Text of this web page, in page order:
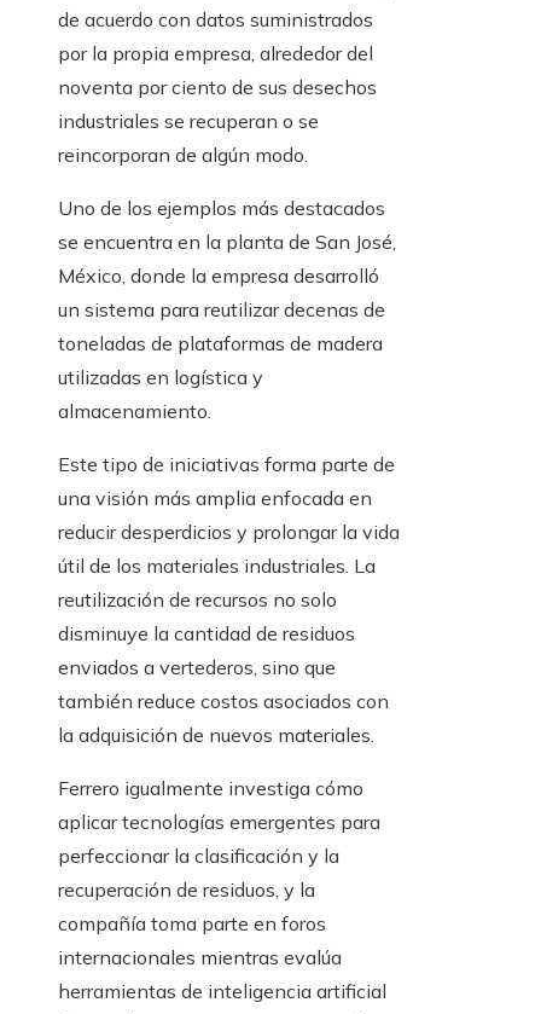
de acuerdo con datos suministrados
por la propia empresa, alrededor del
noventa por ciento de sus desechos
industriales se recuperan o se
reincorporan de algún modo.
Uno de los ejemplos más destacados
se encuentra en la planta de San José,
México, donde la empresa desarrolló
un sistema para reutilizar decenas de
toneladas de plataformas de madera
utilizadas en logística y
almacenamiento.
Este tipo de iniciativas forma parte de
una visión más amplia enfocada en
reducir desperdicios y prolongar la vida
útil de los materiales industriales. La
reutilización de recursos no solo
disminuye la cantidad de residuos
enviados a vertederos, sino que
también reduce costos asociados con
la adquisición de nuevos materiales.
Ferrero igualmente investiga cómo
aplicar tecnologías emergentes para
perfeccionar la clasificación y la
recuperación de residuos, y la
compañía toma parte en foros
internacionales mientras evalúa
herramientas de inteligencia artificial